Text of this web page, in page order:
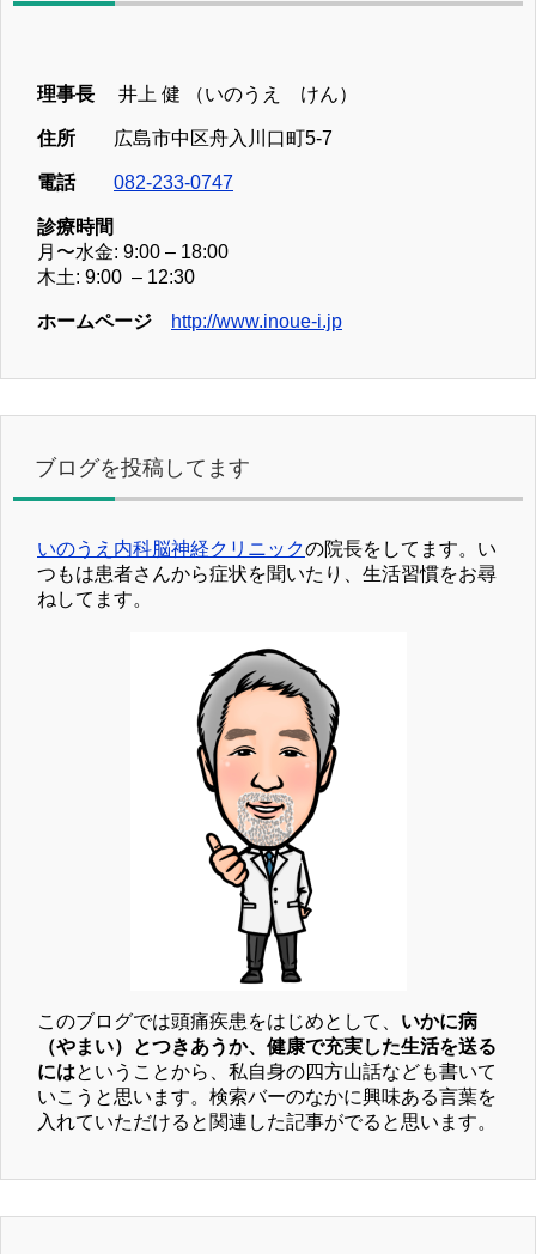
理事長 井上 健 （いのうえ けん）
住所 広島市中区舟入川口町5-7
電話 082-233-0747
診療時間
月〜水金: 9:00 – 18:00
木土: 9:00 – 12:30
ホームページ http://www.inoue-i.jp
ブログを投稿してます
いのうえ内科脳神経クリニックの院長をしてます。い
つもは患者さんから症状を聞いたり、生活習慣をお尋
ねしてます。
このブログでは頭痛疾患をはじめとして、 いかに病
（やまい）とつきあうか、健康で充実した生活を送る
にはということから、私自身の四方山話なども書いて
いこうと思います。検索バーのなかに興味ある言葉を
入れていただけると関連した記事がでると思います。